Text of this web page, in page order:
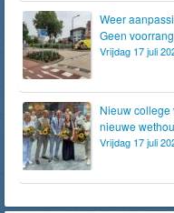
Weer
Geen
Vrijdag 17 juli
Nieuw college
nieuwe
Vrijdag 17 juli